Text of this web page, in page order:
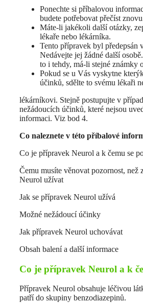
Ponechte si příbalovou
budete potřebovat přečíst
Máte-li jakékoli další otázky,
lékaře nebo lékárníka.
Tento přípravek byl předepsán
Nedávejte jej žádné další
to i tehdy, má-li stejné známky
Pokud se u Vás vyskytne
účinků, sdělte to svému lékaři
lékárníkovi. Stejně postupujte v
nežádoucích účinků, které nejsou
informaci. Viz bod 4.
Co naleznete v této příbalové
Co je přípravek Neurol a k čemu se
Čemu musíte věnovat pozornost, než
Neurol užívat
Jak se přípravek Neurol užívá
Možné nežádoucí účinky
Jak přípravek Neurol uchovávat
Obsah balení a další informace
Co je přípravek Neurol a k
Přípravek Neurol obsahuje léčivou
patří do skupiny benzodiazepinů.